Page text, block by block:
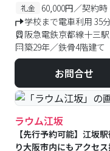
礼金
60,000円／契約時
学校まで電車利用 35
阪急電鉄京都線十三
築29年／鉄骨4階建て
お問合せ
ラウム江坂
【先行予約可能】江坂
り大阪市内にもアクセ